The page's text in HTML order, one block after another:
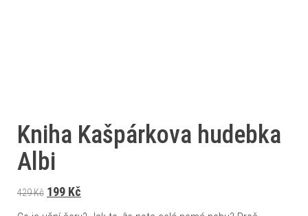
Kniha Kašpárkova hudebka
Albi
429Kč Původní cena byla: 429 Kč.
199 Kč